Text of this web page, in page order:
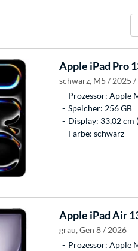
Apple iPad Pro
schwarz, M5 / 2025 /
Prozessor: Apple
Speicher: 256 GB
Display: 33,02 cm
Farbe: schwarz
Apple iPad Air
grau, Gen 8 / 2026
Prozessor: Apple